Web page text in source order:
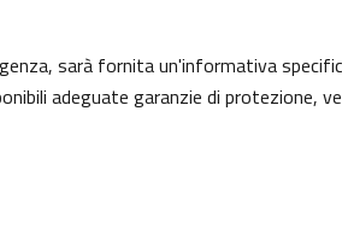
sarà fornita un'informativa
adeguate garanzie di protezione,